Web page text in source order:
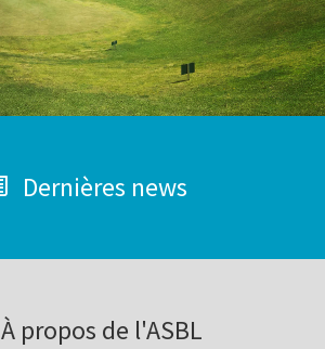
Dernières news
À propos de l'ASBL